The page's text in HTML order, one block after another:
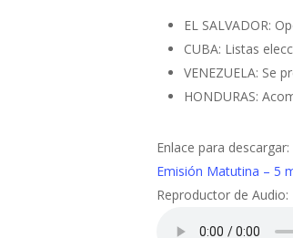
Presiona "ENTER" para buscar o
EL SALVADOR:
CUBA: Listas
VENEZUELA: Se
HONDURAS:
Enlace para descargar:
Emisión Matutina – 5
Reproductor de Audio: